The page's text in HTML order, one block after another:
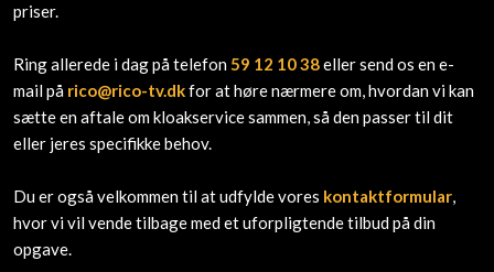
priser.
Ring allerede i dag på telefon59 12 10 38eller send os en e-
mail på rico@rico-tv.dkfor at høre nærmere om, hvordan vi kan
sætte en aftale om kloakservice sammen, så den passer til dit
eller jeres specifikke behov.
Du er også velkommen til at udfylde vores kontaktformular,
hvor vi vil vende tilbage med et uforpligtende tilbud på din
opgave.